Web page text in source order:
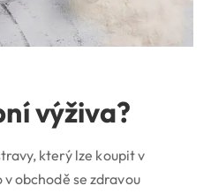
výživa?
který lze koupit v
obchodě se zdravou